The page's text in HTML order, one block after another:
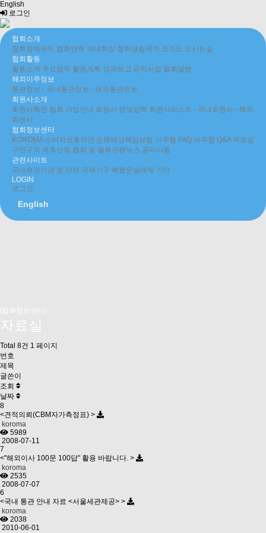
English
로그인
협회소개
협회장메세지 협회연혁 역대회장 협회설립목적 조직도 오시는길
협회활동
활동소개 주요업무 활동계획 성과보고 공익사업 협회앨범
해외이주정보
통관정보 - 국내통관정보 - 해외통관정보
회원사소개
회원사특전 협회 가입안내 회원사 정보입력 회원사리스트 - 국내회원사 - 해외
회원사
협회정보센터
KOROMA 소비자보호약관 손해배상책임보험 이주협 FAQ 이주협 Q&A 자료실
구인구직 제휴신청 협회 및 물류관련뉴스 공지사항
관련사이트
국내유관기관 및 단체 국제기구 복합운송매체 기타
LOGIN
로그인
English
[협회정보센터]
자료실
Total 8건 1 페이지
번호
제목
글쓴이
조회
날짜
8
<견적의뢰(CBM자가측정표) >
koroma
5989
2008-07-11
7
<"해외이사 100문 100답" 활용 바랍니다. >
koroma
2535
2008-07-07
6
<국내 통관 안내 자료 <서울세관제공> >
koroma
2038
2010-06-01